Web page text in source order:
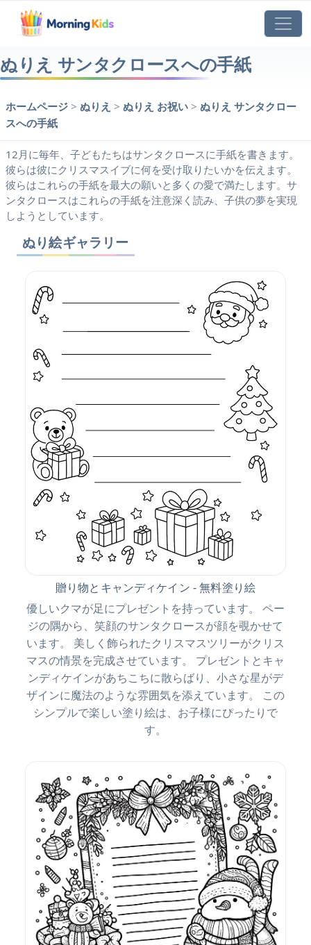
ぬりえ サンタクロースへの手紙
ホームページ > ぬりえ > ぬりえ お祝い > ぬりえ サンタクロー
スへの手紙
12月に毎年、子どもたちはサンタクロースに手紙を書きます。
彼らは彼にクリスマスイブに何を受け取りたいかを伝えます。
彼らはこれらの手紙を最大の願いと多くの愛で満たします。サ
ンタクロースはこれらの手紙を注意深く読み、子供の夢を実現
しようとしています。
ぬり絵ギャラリー
贈り物とキャンディケイン - 無料塗り絵
優しいクマが足にプレゼントを持っています。 ペー
ジの隅から、笑顔のサンタクロースが顔を覗かせて
います。 美しく飾られたクリスマスツリーがクリス
マスの情景を完成させています。 プレゼントとキャ
ンディケインがあちこちに散らばり、小さな星がデ
ザインに魔法のような雰囲気を添えています。 この
シンプルで楽しい塗り絵は、お子様にぴったりで
す。